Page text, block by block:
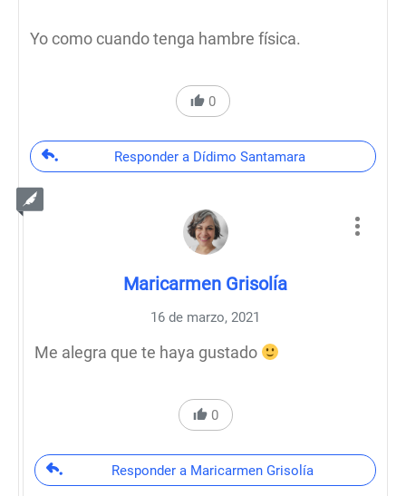
Yo como cuando tenga hambre física.
0
Responder a Dídimo Santamara
Maricarmen Grisolía
16 de marzo, 2021
Me alegra que te haya gustado
0
Responder a Maricarmen Grisolía